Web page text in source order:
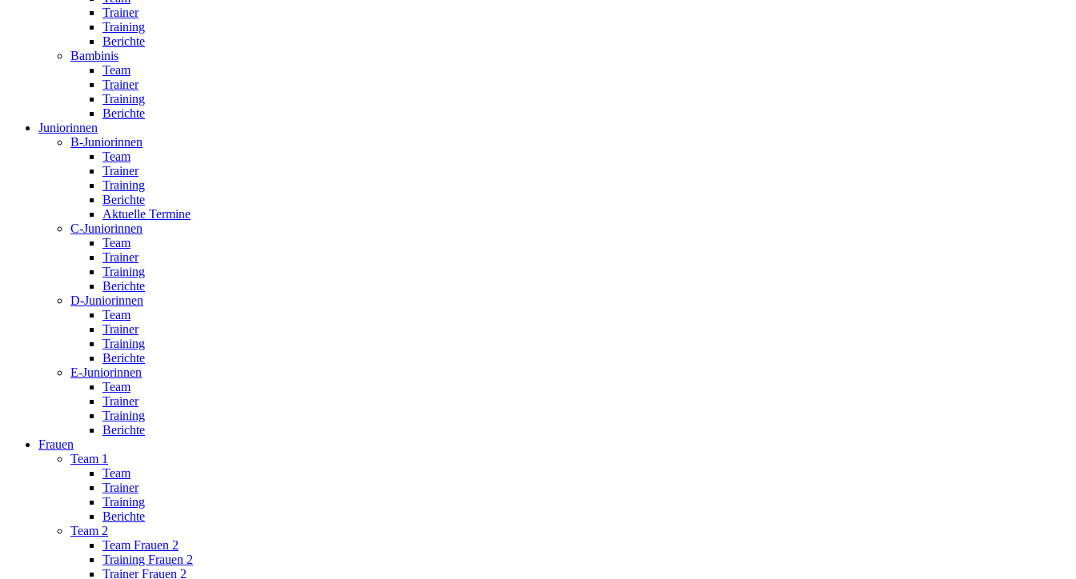
Trainer
Training
Berichte
Bambinis
Team
Trainer
Training
Berichte
Juniorinnen
B-Juniorinnen
Team
Trainer
Training
Berichte
Aktuelle Termine
C-Juniorinnen
Team
Trainer
Training
Berichte
D-Juniorinnen
Team
Trainer
Training
Berichte
E-Juniorinnen
Team
Trainer
Training
Berichte
Frauen
Team 1
Team
Trainer
Training
Berichte
Team 2
Team Frauen 2
Training Frauen 2
Trainer Frauen 2